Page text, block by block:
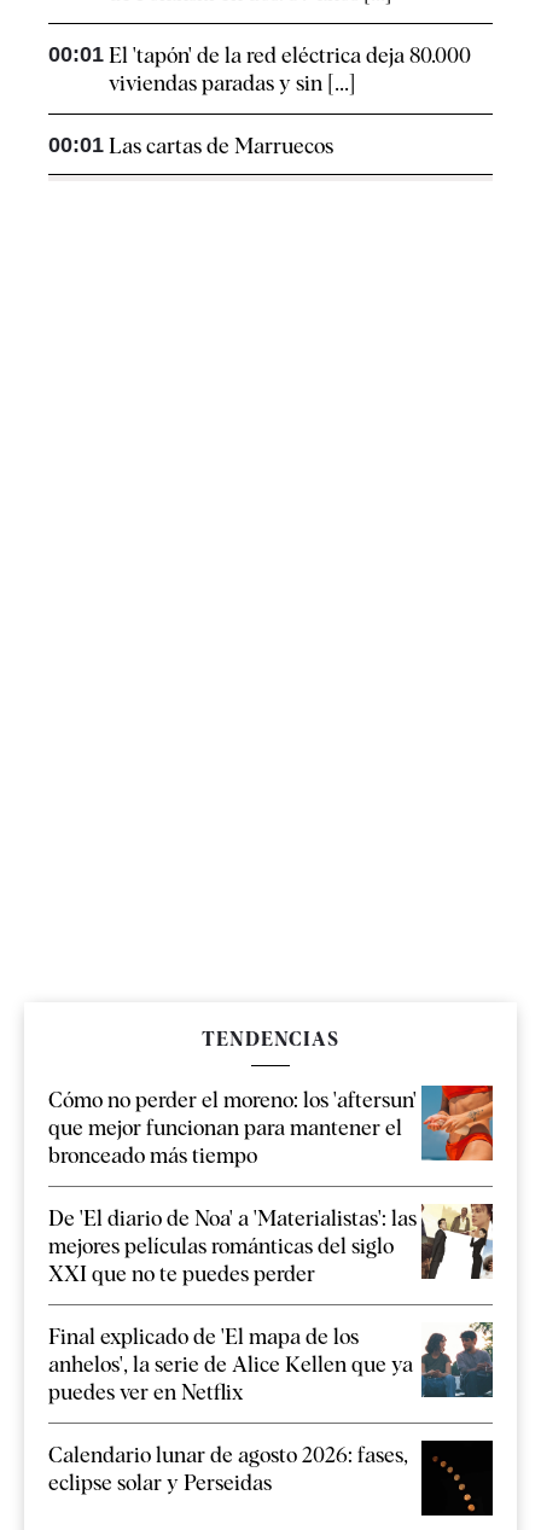
00:01 El 'tapón' de la red eléctrica deja 80.000
viviendas paradas y sin [...]
00:01 Las cartas de Marruecos
TENDENCIAS
Cómo no perder el moreno: los 'aftersun'
que mejor funcionan para mantener el
bronceado más tiempo
De 'El diario de Noa' a 'Materialistas': las
mejores películas románticas del siglo
XXI que no te puedes perder
Final explicado de 'El mapa de los
anhelos', la serie de Alice Kellen que ya
puedes ver en Netflix
Calendario lunar de agosto 2026: fases,
eclipse solar y Perseidas